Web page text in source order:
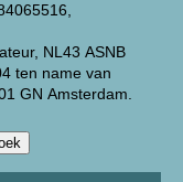
NL43 ASNB
ten name van
GN Amsterdam.